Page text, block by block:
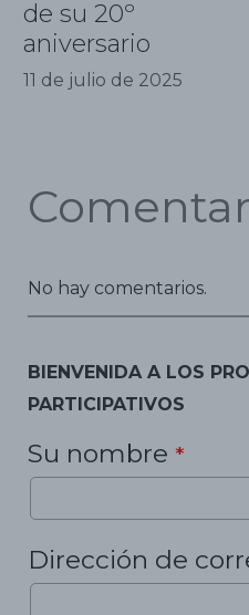
de su 20º
aniversario
11 de julio de 2025
No hay comentarios.
BIENVENIDA A LOS
PARTICIPATIVOS
Su nombre *
Dirección de